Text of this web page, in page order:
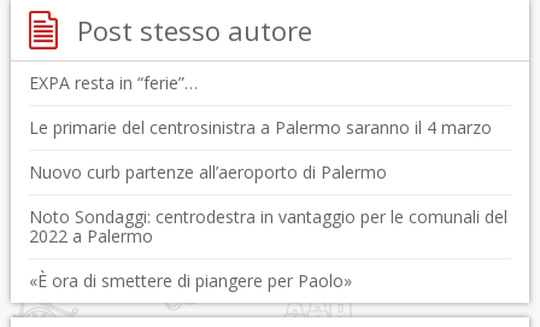
Post stesso autore
EXPA resta in “ferie”…
Le primarie del centrosinistra a Palermo saranno il 4 marzo
Nuovo curb partenze all’aeroporto di Palermo
Noto Sondaggi: centrodestra in vantaggio per le comunali del
2022 a Palermo
«È ora di smettere di piangere per Paolo»